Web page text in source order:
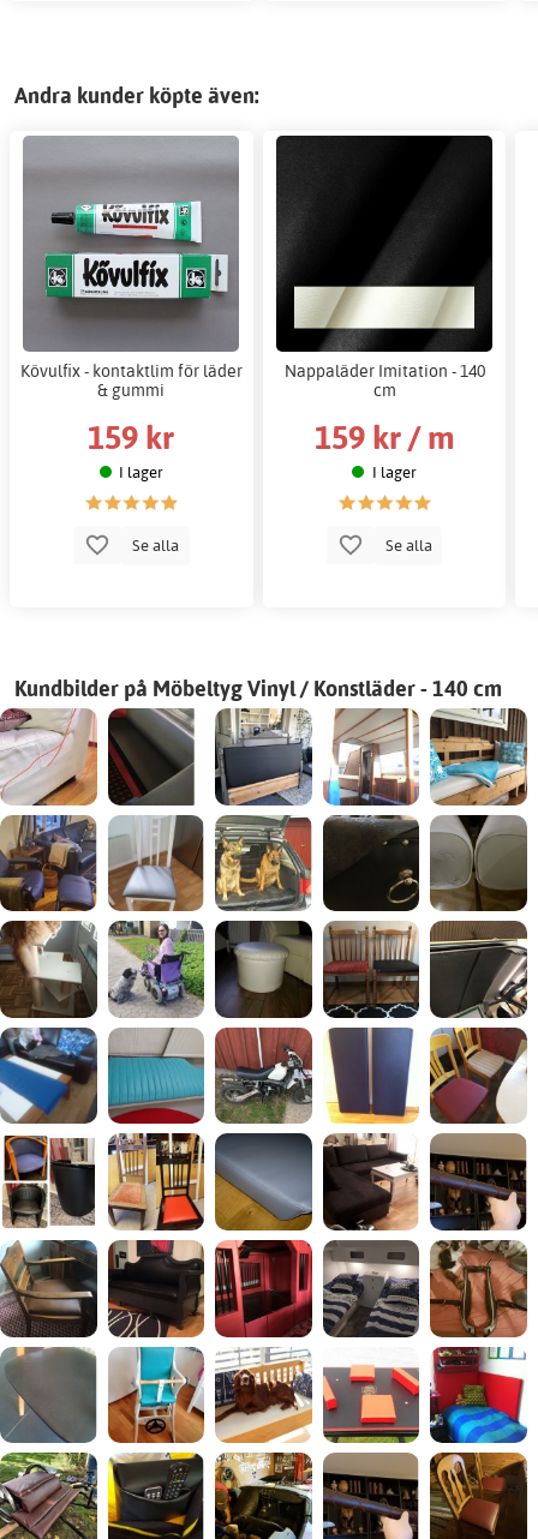
Andra kunder köpte även:
Kövulfix - kontaktlim för läder
& gummi
159 kr
I lager
Se alla
Nappaläder Imitation - 140
cm
159 kr / m
I lager
Se alla
Kundbilder på Möbeltyg Vinyl / Konstläder - 140 cm